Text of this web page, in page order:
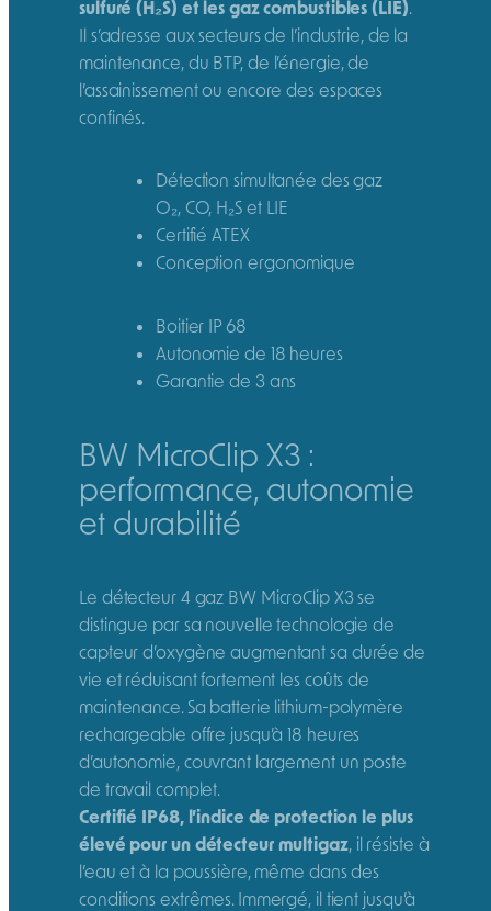
sulfuré (H₂S) et les gaz combustibles (LIE).
Il s’adresse aux secteurs de l’industrie, de la
maintenance, du BTP, de l’énergie, de
l’assainissement ou encore des espaces
confinés.
Détection simultanée des gaz
O₂, CO, H₂S et LIE
Certifié ATEX
Conception ergonomique
Boitier IP 68
Autonomie de 18 heures
Garantie de 3 ans
BW MicroClip X3 :
performance, autonomie
et durabilité
Le détecteur 4 gaz BW MicroClip X3 se
distingue par sa nouvelle technologie de
capteur d’oxygène augmentant sa durée de
vie et réduisant fortement les coûts de
maintenance. Sa batterie lithium-polymère
rechargeable offre jusqu’à 18 heures
d’autonomie, couvrant largement un poste
de travail complet.
Certifié IP68, l’indice de protection le plus
élevé pour un détecteur multigaz, il résiste à
l’eau et à la poussière, même dans des
conditions extrêmes. Immergé, il tient jusqu’à